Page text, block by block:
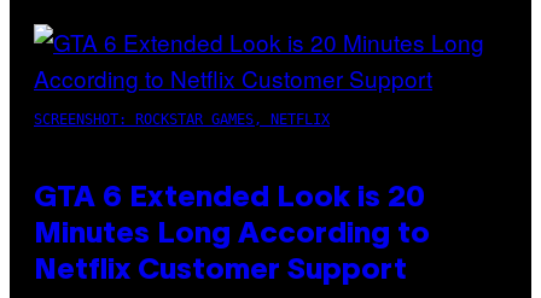
SCREENSHOT: ROCKSTAR GAMES, NETFLIX
GTA 6 Extended Look is 20
Minutes Long According to
Netflix Customer Support